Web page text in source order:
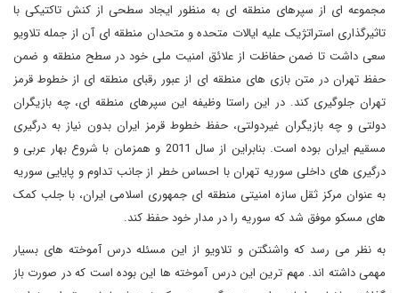
مجموعه ای از سپرهای منطقه ای به منظور ایجاد سطحی از کنش تاکتیکی با
تاثیرگذاری استراتژیک علیه ایالات متحده و متحدان منطقه ای آن از جمله تلاویو
سعی داشت تا ضمن حفاظت از علائق امنیت ملی خود در سطح منطقه و ضمن
حفظ تهران در متن بازی های منطقه ای از عبور رقبای منطقه ای از خطوط قرمز
تهران جلوگیری کند. در این راستا وظیفه این سپرهای منطقه ای، چه بازیگران
دولتی و چه بازیگران غیردولتی، حفظ خطوط قرمز ایران بدون نیاز به درگیری
مسقیم ایران بوده است. بنابراین از سال 2011 و همزمان با شروع بهار عربی و
درگیری های داخلی سوریه تهران با احساس خطر از جانب تداوم و پایایی سوریه
به عنوان مرکز ثقل سازه امنیتی منطقه ای جمهوری اسلامی ایران، با جلب کمک
های مسکو موفق شد که سوریه را در مدار خود حفظ کند.
به نظر می رسد که واشنگتن و تلاویو از این مسئله درس آموخته های بسیار
مهمی داشته اند. مهم ترین این درس آموخته ها این بوده است که در صورت باز